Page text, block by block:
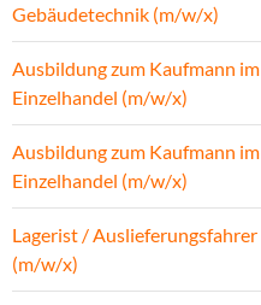
Gebäudetechnik (m/w/x)
Ausbildung zum Kaufmann im
Einzelhandel (m/w/x)
Ausbildung zum Kaufmann im
Einzelhandel (m/w/x)
Lagerist / Auslieferungsfahrer
(m/w/x)